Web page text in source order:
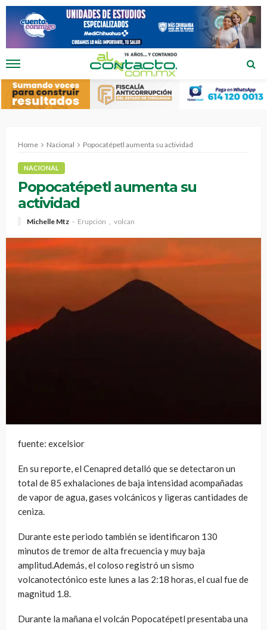
Home Nacional Popocatépetl aumenta su actividad
NACIONAL
Popocatépetl aumenta su
actividad
Michelle Mtz Erupción volcan
fuente: excelsior
En su reporte, el Cenapred detalló que se detectaron un
total de 85 exhalaciones de baja intensidad acompañadas
de vapor de agua, gases volcánicos y ligeras cantidades de
ceniza.
Durante este periodo también se identificaron 130
minutos de tremor de alta frecuencia y muy baja
amplitud.Además, el coloso registró un sismo
volcanotectónico este lunes a las 2:18 horas, el cual fue de
magnitud 1.8.
Durante la mañana el volcán Popocatépetl presentaba una